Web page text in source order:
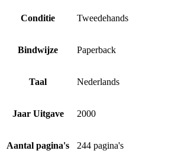
Conditie Tweedehands
Bindwijze Paperback
Taal Nederlands
Jaar Uitgave 2000
Aantal pagina's 244 pagina's